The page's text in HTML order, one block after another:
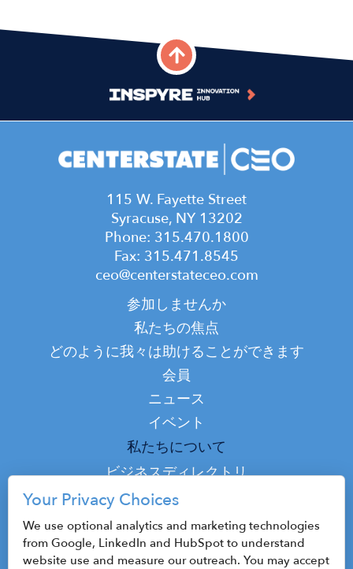
115 W. Fayette Street
Syracuse, NY 13202
Phone: 315.470.1800
Fax: 315.471.8545
ceo@centerstateceo.com
navigation
参加しませんか
私たちの焦点
どのように我々は助けることができます
会員
ニュース
イベント
Top
私たちについて
ビジネスディレクトリ
ポッドキャスト
接触
Your Privacy Choices
We use optional analytics and marketing technologies
from Google, LinkedIn and HubSpot to understand
website use and measure our outreach. You may accept